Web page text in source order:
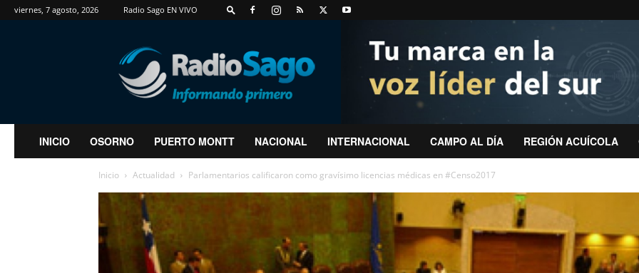
viernes, 7 agosto, 2026 Radio Sago EN VIVO
RadioSago
INICIO OSORNO PUERTO MONTT NACIONAL INTERNACIONAL CAMPO AL DÍA REGIÓN ACUÍCOLA
Inicio Actualidad Parlamentarios calificaron como gravísimo licencias médicas en #Censo2017